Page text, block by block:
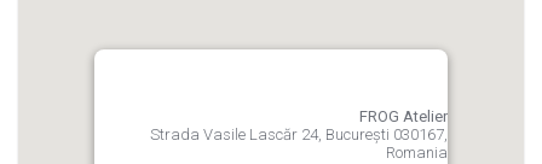
FROG Atelier
Strada Vasile Lascăr 24, București 030167,
Romania